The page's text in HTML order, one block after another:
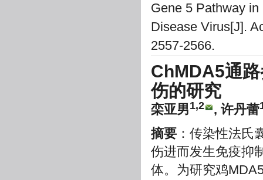
Gene 5 Pathway
Disease Virus[J].
2557-2566.
ChMDA5通
伤的研究
栾亚男1,2 , 许丹蕾
摘要 ：传染性法氏
伤进而发生免疫抑
体。为研究鸡